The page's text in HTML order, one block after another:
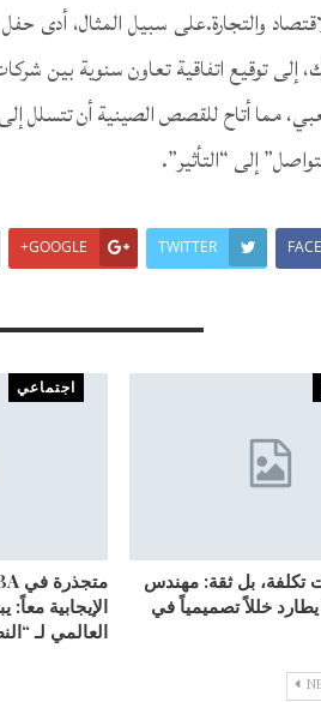
والتجارة.على سبيل المثال، أدى
توقيع اتفاقية تعاون سنوية بين
مما أتاح للقصص الصينية أن تتسلل
إلى “التأثير”.
TWITTER
GOOGLE+
تكلفة، بل ثقة: مهندس
خللاً تصميمياً في
اجتماعي
الإيجابية معاً:
العالمي لـ